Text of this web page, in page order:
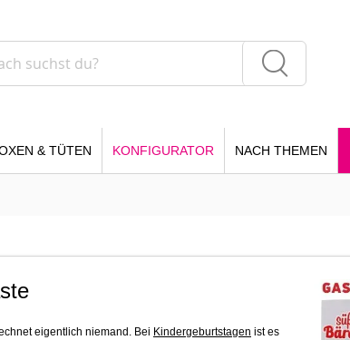
& TÜTEN KONFIGURATOR NACH THEMEN
eigentlich niemand. Bei Kindergeburtstagen ist es